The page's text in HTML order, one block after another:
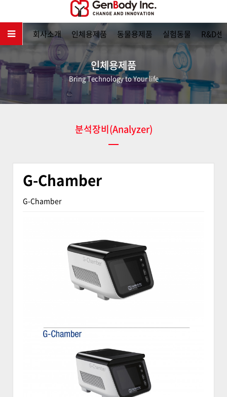
메인
회사소개 인체용제품 동물용제품 실험동물 R&D센
인체용제품
Bring Technology to Your life
분석장비(Analyzer)
G-Chamber
G-Chamber